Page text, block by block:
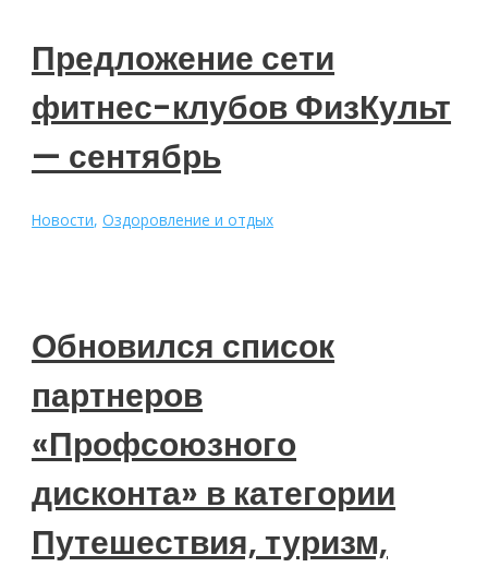
учреждений
и
общественного
обслуживания
Предложение сети
фитнес-клубов ФизКульт
— сентябрь
Новости,Оздоровление и отдых
Обновился список
партнеров
«Профсоюзного
дисконта» в категории
Путешествия, туризм,